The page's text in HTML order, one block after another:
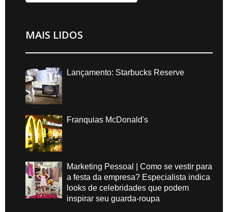
MAIS LIDOS
Lançamento: Starbucks Reserve
Franquias McDonald's
Marketing Pessoal | Como se vestir para
a festa da empresa? Especialista indica
looks de celebridades que podem
inspirar seu guarda-roupa